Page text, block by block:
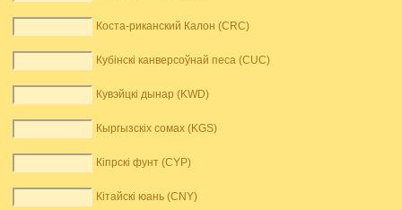
Коста-риканский Калон (CRC)
Кубінскі канверсоўнай песа (CUC)
Кувэйцкі дынар (KWD)
Кыргызскіх сомах (KGS)
Кіпрскі фунт (CYP)
Кітайскі юань (CNY)